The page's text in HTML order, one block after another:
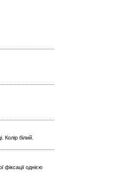
Колір білий.
однією